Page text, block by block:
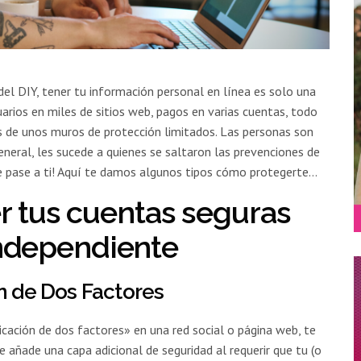
DIY, tener tu información personal en línea es solo una
en miles de sitios web, pagos en varias cuentas, todo
unos muros de protección limitados. Las personas son
les sucede a quienes se saltaron las prevenciones de
pase a ti! Aquí te damos algunos tipos cómo protegerte…
tus cuentas seguras
Dos Factores
de dos factores» en una red social o página web, te
una capa adicional de seguridad al requerir que tu (o